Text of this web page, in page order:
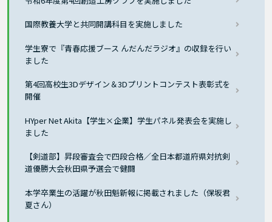
国際教養大学と共同開講科目を実施しました
学生寮で『青春応援ブース んだんだラジオ』の収録を行い
ました
第4回高校生3Dデザイン＆3Dプリントコンテスト表彰式を
開催
HYper Net Akita【学生×企業】学生パネル発表会を実施し
ました
【剣道部】昇段審査会で四段合格／全日本都道府県対抗剣
道優勝大会秋田県予選会で健闘
本学卒業生の活躍が秋田魁新報に掲載されました（保坂君
夏さん）